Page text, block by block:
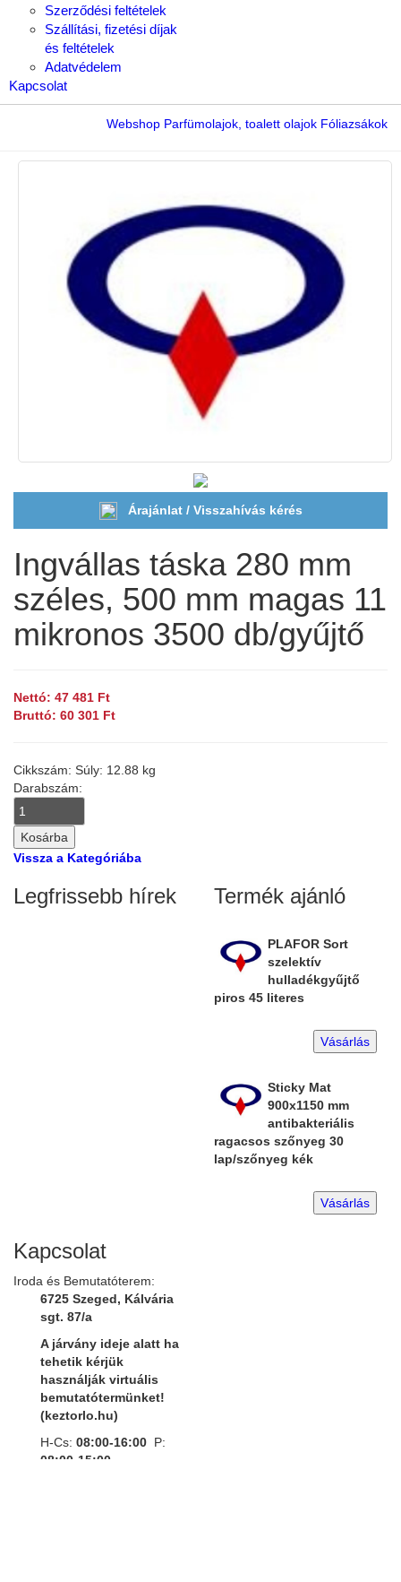
Szerződési feltételek
Szállítási, fizetési díjak
és feltételek
Adatvédelem
Kapcsolat
Webshop Parfümolajok, toalett olajok Fóliazsákok
Árajánlat / Visszahívás kérés
Ingvállas táska 280 mm
széles, 500 mm magas 11
mikronos 3500 db/gyűjtő
Nettó: 47 481 Ft
Bruttó: 60 301 Ft
Cikkszám: Súly: 12.88 kg
Darabszám:
Vissza a Kategóriába
Legfrissebb hírek Termék ajánló
PLAFOR Sort
szelektív
hulladékgyűjtő
piros 45 literes
Vásárlás
Sticky Mat
900x1150 mm
antibakteriális
ragacsos szőnyeg 30
lap/szőnyeg kék
Vásárlás
Kapcsolat
Iroda és Bemutatóterem:
6725 Szeged, Kálvária
sgt. 87/a
A járvány ideje alatt ha
tehetik kérjük
használják virtuális
bemutatótermünket!
(keztorlo.hu)
H-Cs: 08:00-16:00 P:
08:00-15:00